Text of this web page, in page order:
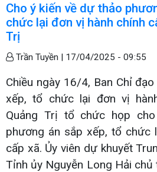
Cho ý kiến về dự thảo
chức lại đơn vị hành chính
Trị
Trần Tuyền | 17/04/2025 - 09:55
Chiều ngày 16/4, Ban Chỉ
xếp, tổ chức lại đơn vị
Quảng Trị tổ chức họp
phương án sắp xếp, tổ chức
cấp xã. Ủy viên dự khuyết
Tỉnh ủy Nguyễn Long Hải chủ